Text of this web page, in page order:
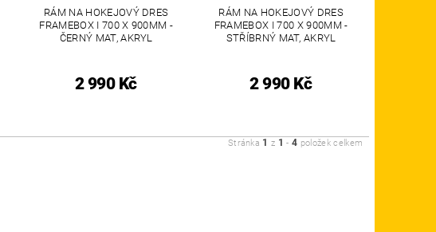
RÁM NA HOKEJOVÝ DRES
FRAMEBOX I 700 X 900MM -
ČERNÝ MAT, AKRYL
2 990 Kč
RÁM NA HOKEJOVÝ DRES
FRAMEBOX I 700 X 900MM -
STŘÍBRNÝ MAT, AKRYL
2 990 Kč
Stránka 1 z 1 -4 položek celkem